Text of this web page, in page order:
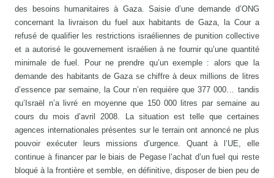
des besoins humanitaires à Gaza. Saisie d’une demande d’ONG
concernant la livraison du fuel aux habitants de Gaza, la Cour a
refusé de qualifier les restrictions israéliennes de punition collective
et a autorisé le gouvernement israélien à ne fournir qu’une quantité
minimale de fuel. Pour ne prendre qu’un exemple : alors que la
demande des habitants de Gaza se chiffre à deux millions de litres
d’essence par semaine, la Cour n’en requière que 377 000… tandis
qu’Israël n’a livré en moyenne que 150 000 litres par semaine au
cours du mois d’avril 2008. La situation est telle que certaines
agences internationales présentes sur le terrain ont annoncé ne plus
pouvoir exécuter leurs missions d’urgence. Quant à l’UE, elle
continue à financer par le biais de Pegase l’achat d’un fuel qui reste
bloqué à la frontière et semble, en définitive, disposer de bien peu de